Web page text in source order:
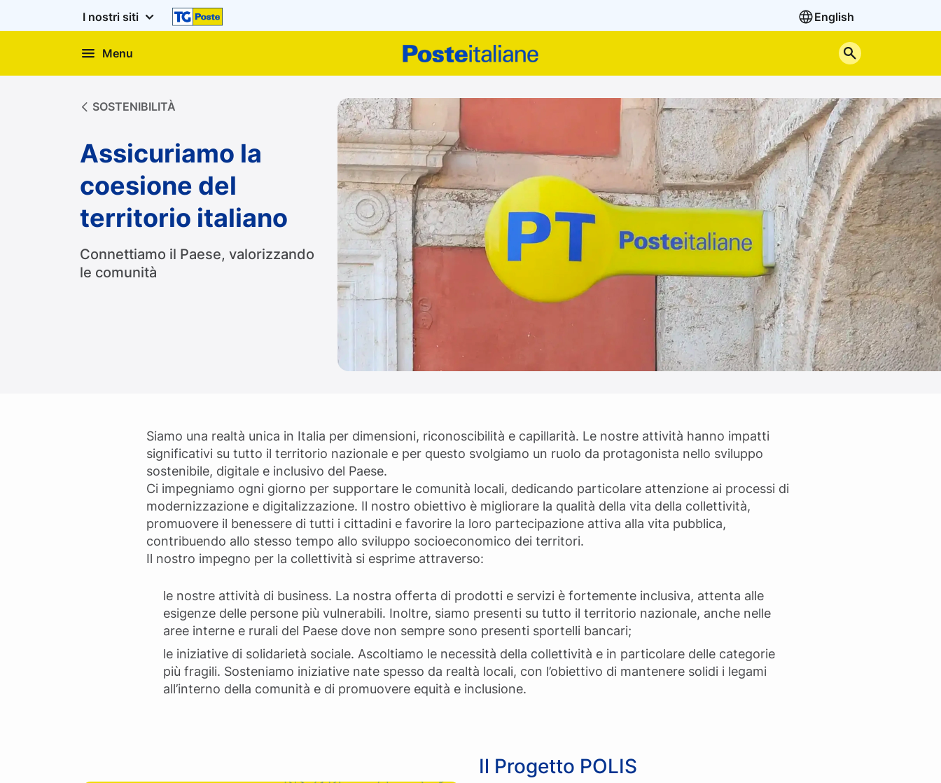
I nostri siti English
Menu Cerca nel sito
Assicurare la coesione del territorio italiano
SOSTENIBILITÀ
Assicuriamo la
coesione del
territorio italiano
Connettiamo il Paese, valorizzando
le comunità
Siamo una realtà unica in Italia per dimensioni, riconoscibilità e capillarità. Le nostre attività hanno impatti
significativi su tutto il territorio nazionale e per questo svolgiamo un ruolo da protagonista nello sviluppo
sostenibile, digitale e inclusivo del Paese.
Ci impegniamo ogni giorno per supportare le comunità locali, dedicando particolare attenzione ai processi di
modernizzazione e digitalizzazione. Il nostro obiettivo è migliorare la qualità della vita della collettività,
promuovere il benessere di tutti i cittadini e favorire la loro partecipazione attiva alla vita pubblica,
contribuendo allo stesso tempo allo sviluppo socioeconomico dei territori.
Il nostro impegno per la collettività si esprime attraverso:
le nostre attività di business. La nostra offerta di prodotti e servizi è fortemente inclusiva, attenta alle
esigenze delle persone più vulnerabili. Inoltre, siamo presenti su tutto il territorio nazionale, anche nelle
aree interne e rurali del Paese dove non sempre sono presenti sportelli bancari;
le iniziative di solidarietà sociale. Ascoltiamo le necessità della collettività e in particolare delle categorie
più fragili. Sosteniamo iniziative nate spesso da realtà locali, con l’obiettivo di mantenere solidi i legami
all’interno della comunità e di promuovere equità e inclusione.
Il Progetto POLIS